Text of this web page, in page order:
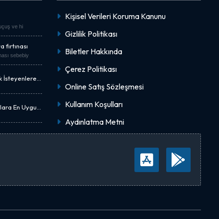
ve hi
sebebiy
İsteyenlere
En Uygun
Kişisel Verileri Koruma Kanunu
Gizlilik Politikası
Biletler Hakkında
Çerez Politikası
Online Satış Sözleşmesi
Kullanım Koşulları
Aydınlatma Metni